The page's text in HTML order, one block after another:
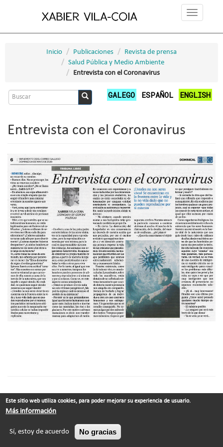
Toggle
Inicio Publicaciones
Revista de prensa
Salud Pública y Medio Ambiente
Entrevista con el Coronavirus
Formulario
búsqueda
GALEGO ESPAÑOL ENGLISH
Entrevista con el Coronavirus
© Xabier Vila-Coia ·Contacto
Este sitio web utiliza cookies, para poder mejorar su experiencia de usuario.
Más información
Sí, estoy de acuerdo No gracias